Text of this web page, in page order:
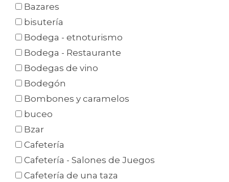
Bazares
bisutería
Bodega - etnoturismo
Bodega - Restaurante
Bodegas de vino
Bodegón
Bombones y caramelos
buceo
Bzar
Cafetería
Cafetería - Salones de Juegos
Cafetería de una taza